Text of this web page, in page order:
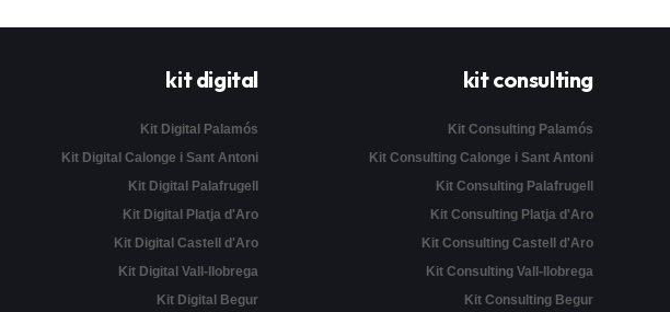
kit digital
Kit Digital Palamós
Kit Digital Calonge i Sant Antoni
Kit Digital Palafrugell
Kit Digital Platja d'Aro
Kit Digital Castell d'Aro
Kit Digital Vall-llobrega
Kit Digital Begur
kit consulting
Kit Consulting Palamós
Kit Consulting Calonge i Sant Antoni
Kit Consulting Palafrugell
Kit Consulting Platja d'Aro
Kit Consulting Castell d'Aro
Kit Consulting Vall-llobrega
Kit Consulting Begur